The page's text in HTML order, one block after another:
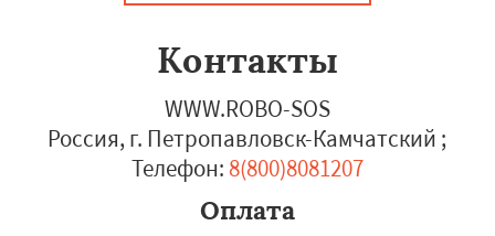
Контакты
WWW.ROBO-SOS
Россия, г. Петропавловск-Камчатский ;
Телефон: 8(800)8081207
Оплата